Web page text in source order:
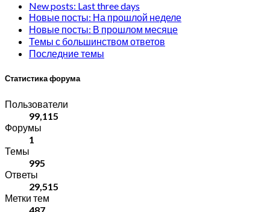
New posts: Last three days
Новые посты: На прошлой неделе
Новые посты: В прошлом месяце
Темы с большинством ответов
Последние темы
Статистика форума
Пользователи
99,115
Форумы
1
Темы
995
Ответы
29,515
Метки тем